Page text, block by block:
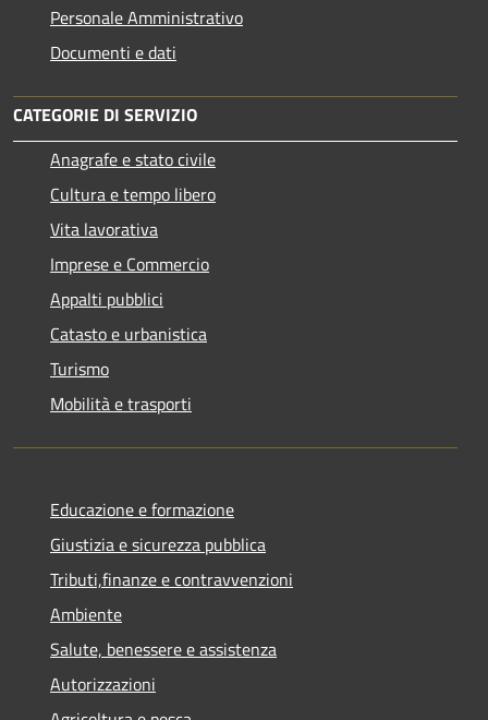
Personale Amministrativo
Documenti e dati
CATEGORIE DI SERVIZIO
Anagrafe e stato civile
Cultura e tempo libero
Vita lavorativa
Imprese e Commercio
Appalti pubblici
Catasto e urbanistica
Turismo
Mobilità e trasporti
Educazione e formazione
Giustizia e sicurezza pubblica
Tributi,finanze e contravvenzioni
Ambiente
Salute, benessere e assistenza
Autorizzazioni